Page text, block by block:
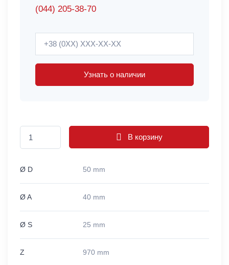
(044) 205-38-70
Узнать о наличии
В корзину
Ø D 50 mm
Ø A 40 mm
Ø S 25 mm
Z 970 mm